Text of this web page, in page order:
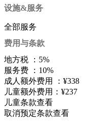
设施&服务
全部服务
费用与条款
地方税 ： 5%
服务费 ： 10%
成人额外费用 ： ¥338
儿童额外费用： ¥237
儿童条款查看
取消预定条款查看